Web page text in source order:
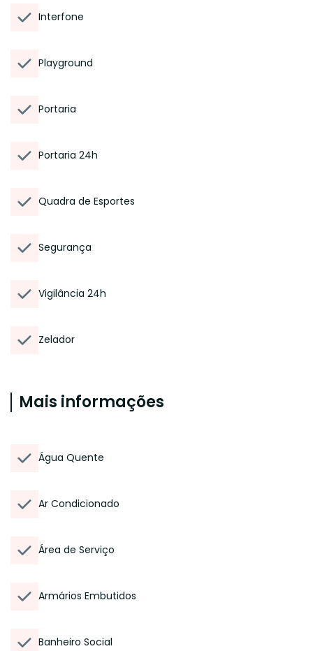
Interfone
Playground
Portaria
Portaria 24h
Quadra de Esportes
Segurança
Vigilância 24h
Zelador
Mais informações
Água Quente
Ar Condicionado
Área de Serviço
Armários Embutidos
Banheiro Social